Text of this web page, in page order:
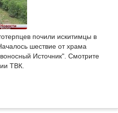
почили искитимцы в
шествие от храма
Источник". Смотрите
ТВК.